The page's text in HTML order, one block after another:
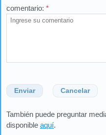
comentario: *
Enviar Cancelar
También puede preguntar
disponible aquí.